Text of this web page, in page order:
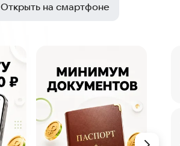
Открыть на смартфоне